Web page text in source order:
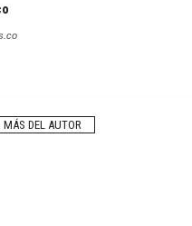
MÁS DEL AUTOR